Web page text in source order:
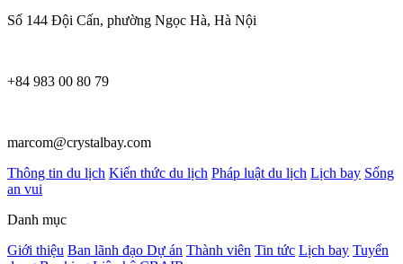
Số 144 Đội Cấn, phường Ngọc Hà, Hà Nội
+84 983 00 80 79
marcom@crystalbay.com
Thông tin du lịch Kiến thức du lịch Pháp luật du lịch Lịch bay Sống
an vui
Danh mục
Giới thiệu Ban lãnh đạo Dự án Thành viên Tin tức Lịch bay Tuyển